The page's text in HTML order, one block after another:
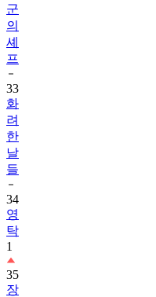
군
의
셰
프
33
화
려
한
날
들
34
영
탁
1
35
장